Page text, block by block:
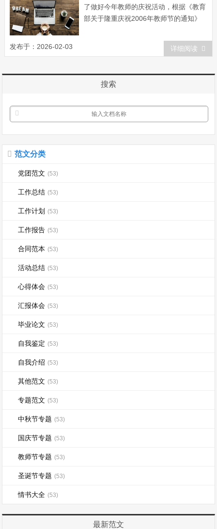
了做好今年教师的庆祝活动，根据《教育
部关于隆重庆祝2006年教师节的通知》
师重教活动的通知》要求，我市教师节庆
祝活动计划如下： 一、8月中旬，向各县
技学校下发《关于2006...
发布于：2026-02-03 详细阅读
搜索
范文分类
党团范文 (53)
工作总结 (53)
工作计划 (53)
工作报告 (53)
合同范本 (53)
活动总结 (53)
心得体会 (53)
汇报体会 (53)
毕业论文 (53)
自我鉴定 (53)
自我介绍 (53)
其他范文 (53)
专题范文 (53)
中秋节专题 (53)
国庆节专题 (53)
教师节专题 (53)
圣诞节专题 (53)
情书大全 (53)
最新范文